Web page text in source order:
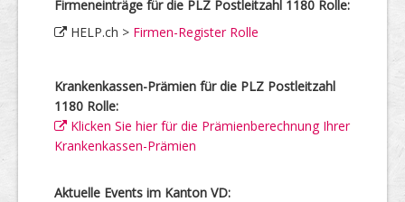
Firmeneinträge für die PLZ Postleitzahl 1180 Rolle:
HELP.ch > Firmen-Register Rolle
Krankenkassen-Prämien für die PLZ Postleitzahl
1180 Rolle:
Klicken Sie hier für die Prämienberechnung Ihrer
Krankenkassen-Prämien
Aktuelle Events im Kanton VD: